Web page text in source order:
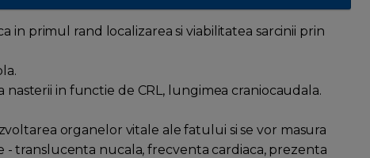
in primul rand localizarea si viabilitatea sarcinii prin
nasterii in functie de CRL, lungimea craniocaudala.
organelor vitale ale fatului si se vor masura
translucenta nucala, frecventa cardiaca, prezenta